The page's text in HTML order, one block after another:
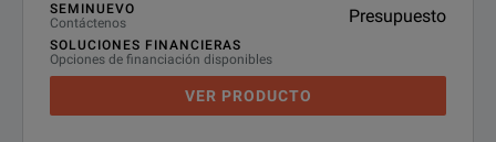
SEMINUEVO
Contáctenos
Presupuesto
SOLUCIONES FINANCIERAS
Opciones de financiación disponibles
VER PRODUCTO